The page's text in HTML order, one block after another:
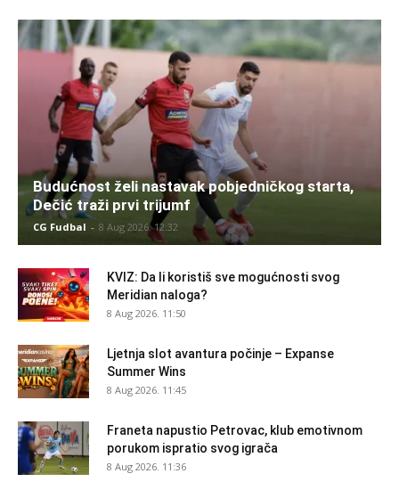
Budućnost želi nastavak pobjedničkog starta,
Dečić traži prvi trijumf
CG Fudbal - 8 Aug 2026. 12:32
KVIZ: Da li koristiš sve mogućnosti svog
Meridian naloga?
8 Aug 2026. 11:50
Ljetnja slot avantura počinje – Expanse
Summer Wins
8 Aug 2026. 11:45
Franeta napustio Petrovac, klub emotivnom
porukom ispratio svog igrača
8 Aug 2026. 11:36